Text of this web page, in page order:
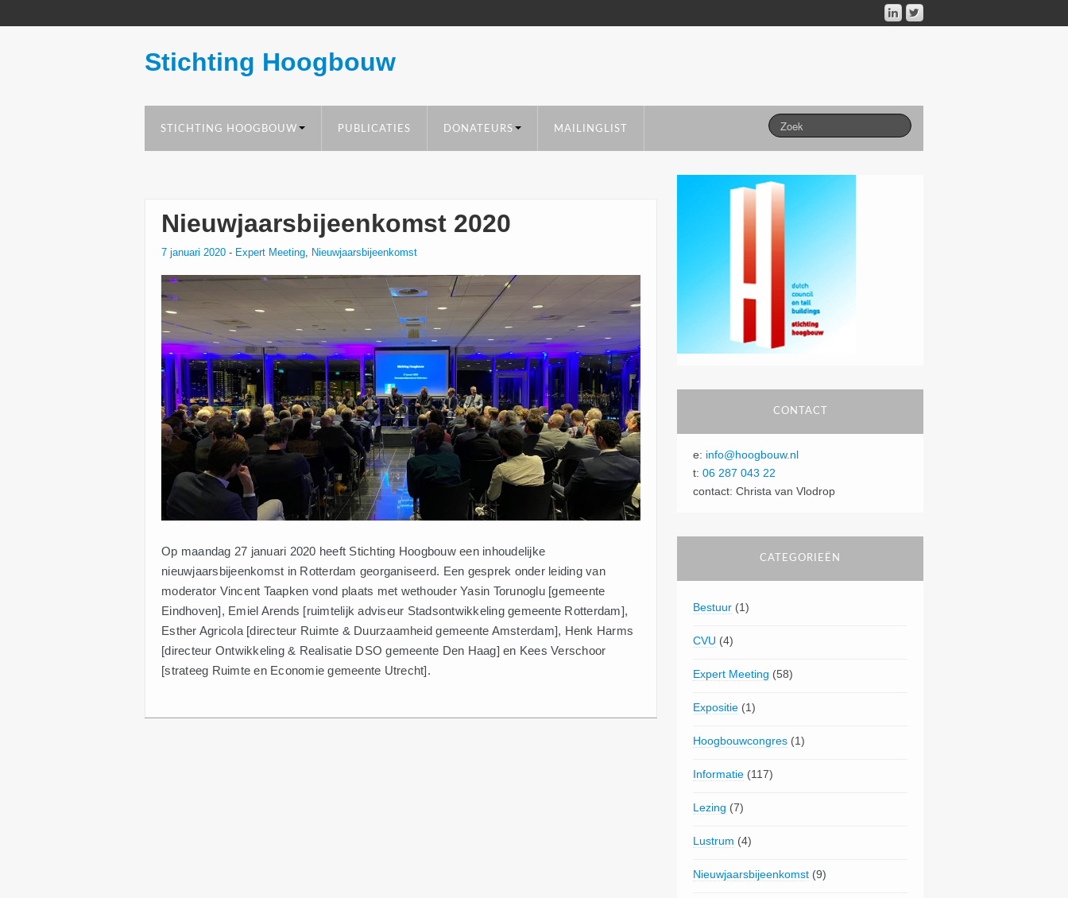
Stichting Hoogbouw
STICHTING HOOGBOUW PUBLICATIES DONATEURS MAILINGLIST
Nieuwjaarsbijeenkomst 2020
7 januari 2020 - Expert Meeting, Nieuwjaarsbijeenkomst
Op maandag 27 januari 2020 heeft Stichting Hoogbouw een inhoudelijke
nieuwjaarsbijeenkomst in Rotterdam georganiseerd. Een gesprek onder leiding van
moderator Vincent Taapken vond plaats met wethouder Yasin Torunoglu [gemeente
Eindhoven], Emiel Arends [ruimtelijk adviseur Stadsontwikkeling gemeente Rotterdam],
Esther Agricola [directeur Ruimte & Duurzaamheid gemeente Amsterdam], Henk Harms
[directeur Ontwikkeling & Realisatie DSO gemeente Den Haag] en Kees Verschoor
[strateeg Ruimte en Economie gemeente Utrecht].
CONTACT
e: info@hoogbouw.nl
t:06 287 043 22
contact: Christa van Vlodrop
CATEGORIEËN
Bestuur (1)
CVU (4)
Expert Meeting (58)
Expositie (1)
Hoogbouwcongres (1)
Informatie (117)
Lezing (7)
Lustrum (4)
Nieuwjaarsbijeenkomst (9)